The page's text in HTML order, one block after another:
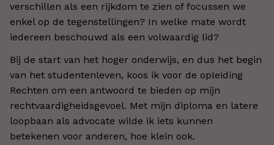
verschillen als een rijkdom te zien of focussen we
enkel op de tegenstellingen? In welke mate wordt
iedereen beschouwd als een volwaardig lid?
Bij de start van het hoger onderwijs, en dus het begin
van het studentenleven, koos ik voor de opleiding
Rechten om een antwoord te bieden op mijn
rechtvaardigheidsgevoel. Met mijn diploma en latere
loopbaan als advocate wilde ik iets kunnen
betekenen voor anderen, hoe klein ook.